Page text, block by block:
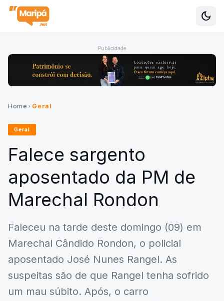
dark_mode
Publicidade
Home chevron_right Geral
Geral
Falece sargento
aposentado da PM de
Marechal Rondon
Faleceu na tarde deste domingo (09) em
Marechal Cândido Rondon, o policial
aposentado José Nunes Rangel. As
suspeitas são de que Rangel tenha sofrido
um mau súbito. Após, o carro